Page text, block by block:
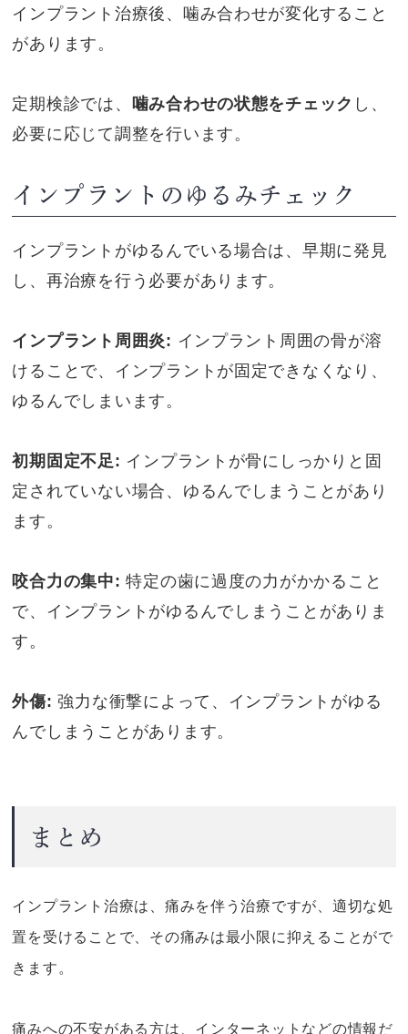
インプラント治療後、噛み合わせが変化すること
があります。
定期検診では、 噛み合わせの状態をチェック し、
必要に応じて調整を行います。
インプラントのゆるみチェック
インプラントがゆるんでいる場合は、早期に発見
し、再治療を行う必要があります。
インプラント周囲炎: インプラント周囲の骨が溶
けることで、インプラントが固定できなくなり、
ゆるんでしまいます。
初期固定不足: インプラントが骨にしっかりと固
定されていない場合、ゆるんでしまうことがあり
ます。
咬合力の集中: 特定の歯に過度の力がかかること
で、インプラントがゆるんでしまうことがありま
す。
外傷: 強力な衝撃によって、インプラントがゆる
んでしまうことがあります。
まとめ
インプラント治療は、痛みを伴う治療ですが、適切な処
置を受けることで、その痛みは最小限に抑えることがで
きます。
痛みへの不安がある方は、インターネットなどの情報だ